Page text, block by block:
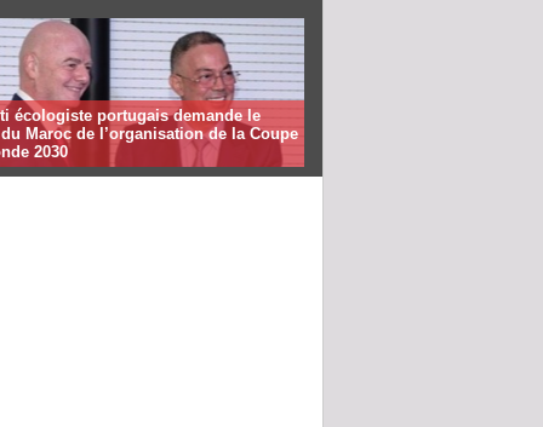
écologiste portugais demande le
Maroc de l’organisation de la Coupe
2030